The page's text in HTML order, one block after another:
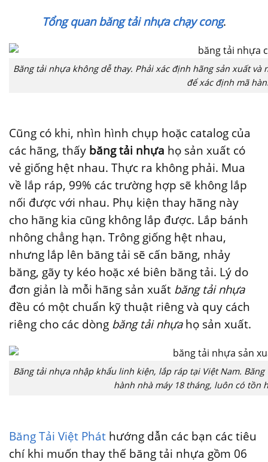
Tổng quan băng tải nhựa chạy cong.
Băng tải nhựa không dễ thay. Phải xác định hãng sản xuất
để xác định mã
Cũng có khi, nhìn hình chụp hoặc catalog của
các hãng, thấy băng tải nhựa họ sản xuất có
vẻ giống hệt nhau. Thực ra không phải. Mua
về lắp ráp, 99% các trường hợp sẽ không lắp
nối được với nhau. Phụ kiện thay hãng này
cho hãng kia cũng không lắp được. Lắp bánh
nhông chẳng hạn. Trông giống hệt nhau,
nhưng lắp lên băng tải sẽ cấn băng, nhảy
băng, gãy ty kéo hoặc xé biên băng tải. Lý do
đơn giản là mỗi hãng sản xuất băng tải nhựa
đều có một chuẩn kỹ thuật riêng và quy cách
riêng cho các dòng băng tải nhựahọ sản xuất.
Băng tải nhựa nhập khẩu linh kiện, lắp ráp tại Việt Nam.
hành nhà máy 18 tháng, luôn có tồn
Băng Tải Việt Phát hướng dẫn các bạn các tiêu
chí khi muốn thay thế băng tải nhựa gồm 06